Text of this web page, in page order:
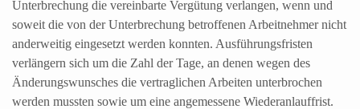
Unterbrechung die vereinbarte Vergütung verlangen, wenn und
soweit die von der Unterbrechung betroffenen Arbeitnehmer nicht
anderweitig eingesetzt werden konnten. Ausführungsfristen
verlängern sich um die Zahl der Tage, an denen wegen des
Änderungswunsches die vertraglichen Arbeiten unterbrochen
werden mussten sowie um eine angemessene Wiederanlauffrist.